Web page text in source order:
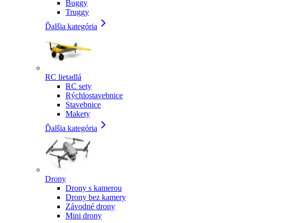
Buggy
Truggy
Ďalšia kategória
RC lietadlá
RC sety
Rýchlostavebnice
Stavebnice
Makety
Ďalšia kategória
Drony
Drony s kamerou
Drony bez kamery
Závodné drony
Mini drony